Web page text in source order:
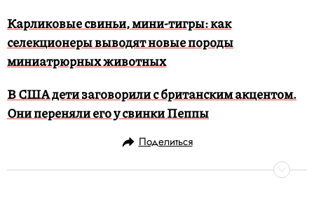
Карликовые свиньи, мини-тигры: как
селекционеры выводят новые породы
миниатрюрных животных
В США дети заговорили с британским акцентом.
Они переняли его у свинки Пеппы
Поделиться